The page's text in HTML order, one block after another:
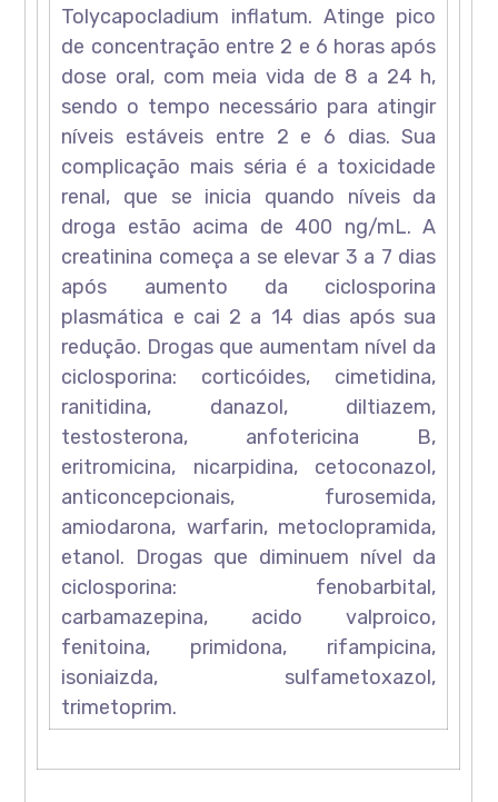
Tolycapocladium inflatum. Atinge pico
de concentração entre 2 e 6 horas após
dose oral, com meia vida de 8 a 24 h,
sendo o tempo necessário para atingir
níveis estáveis entre 2 e 6 dias. Sua
complicação mais séria é a toxicidade
renal, que se inicia quando níveis da
droga estão acima de 400 ng/mL. A
creatinina começa a se elevar 3 a 7 dias
após aumento da ciclosporina
plasmática e cai 2 a 14 dias após sua
redução. Drogas que aumentam nível da
ciclosporina: corticóides, cimetidina,
ranitidina, danazol, diltiazem,
testosterona, anfotericina B,
eritromicina, nicarpidina, cetoconazol,
anticoncepcionais, furosemida,
amiodarona, warfarin, metoclopramida,
etanol. Drogas que diminuem nível da
ciclosporina: fenobarbital,
carbamazepina, acido valproico,
fenitoina, primidona, rifampicina,
isoniaizda, sulfametoxazol,
trimetoprim.